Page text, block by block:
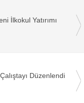
İlkokul Yatırımı
Düzenlendi